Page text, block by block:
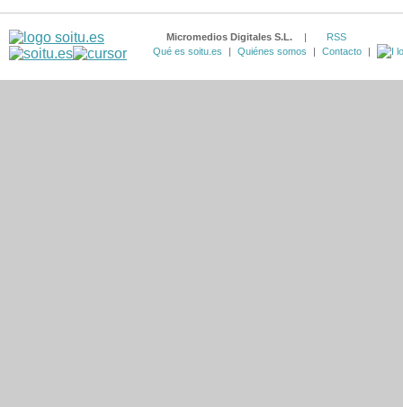
Micromedios Digitales S.L. |
RSS
Qué es soitu.es
| Quiénes somos | Contacto |